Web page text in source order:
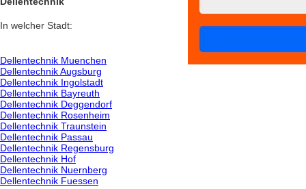
In welcher Stadt:
Dellentechnik Muenchen
Dellentechnik Augsburg
Dellentechnik Ingolstadt
Dellentechnik Bayreuth
Dellentechnik Deggendorf
Dellentechnik Rosenheim
Dellentechnik Traunstein
Dellentechnik Passau
Dellentechnik Regensburg
Dellentechnik Hof
Dellentechnik Nuernberg
Dellentechnik Fuessen